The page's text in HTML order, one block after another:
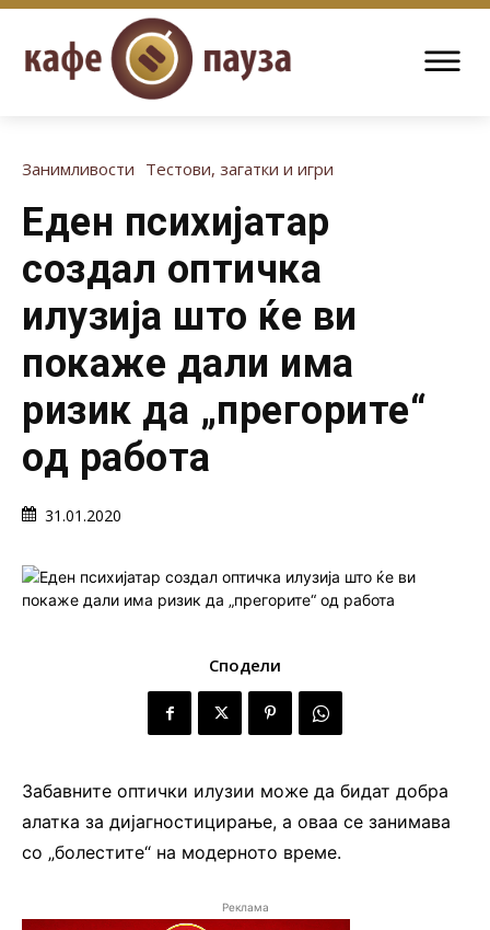
Занимливости Тестови, загатки и игри
Еден психијатар
создал оптичка
илузија што ќе ви
покаже дали има
ризик да „прегорите“
од работа
31.01.2020
Сподели
Забавните оптички илузии може да бидат добра
алатка за дијагностицирање, а оваа се занимава
со „болестите“ на модерното време.
Реклама